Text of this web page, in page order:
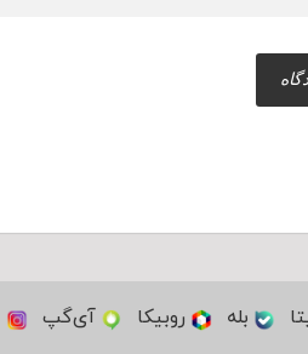
بله روبیکا آی‌گپ